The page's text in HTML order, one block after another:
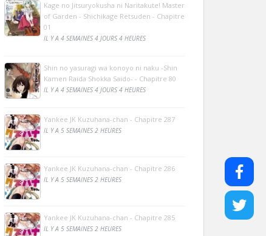
Kage no Jitsuryokusha ni Naritakute! Master
of Garden - Shichikage Retsuden - Chapitre
01
IL Y A 4 SEMAINES 4 JOURS 4 HEURES
Shin no yasuragi wa konoyo ni naku -Shin
Kamen Raida Shokka Saido- - Chapitre 80
IL Y A 4 SEMAINES 4 JOURS 4 HEURES
Yankee JK Kuzuhana-chan - Chapitre 287
IL Y A 5 SEMAINES 2 HEURES
Yankee JK Kuzuhana-chan - Chapitre 286
IL Y A 5 SEMAINES 2 HEURES
Yankee JK Kuzuhana-chan - Chapitre 285
IL Y A 5 SEMAINES 2 HEURES